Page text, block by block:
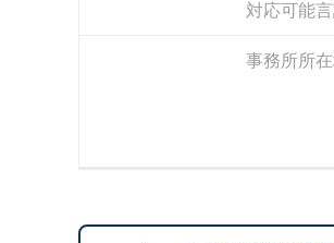
対応可能
事務所所